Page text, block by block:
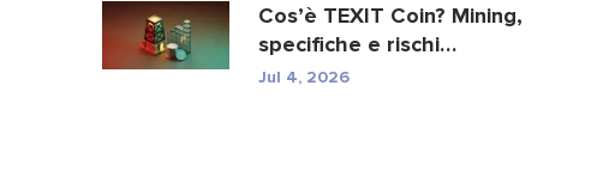
Cos’è TEXIT Coin? Mining,
specifiche e rischi
normativi di TXC.
Jul 4, 2026